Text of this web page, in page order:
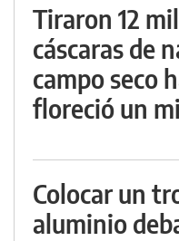
Tiraron 12
cáscaras de
campo seco
floreció un
Colocar un
aluminio